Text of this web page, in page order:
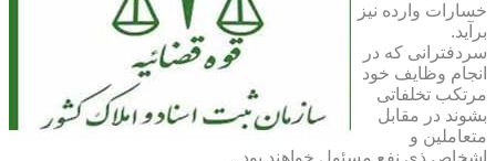
خسارات وارده نیز
برآید.
سردفترانی که در
انجام وظایف خود
مرتکب تخلفاتی
بشوند در مقابل
متعاملین و